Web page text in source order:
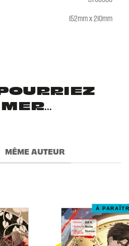
152mm x 210mm
MÊME AUTEUR
À